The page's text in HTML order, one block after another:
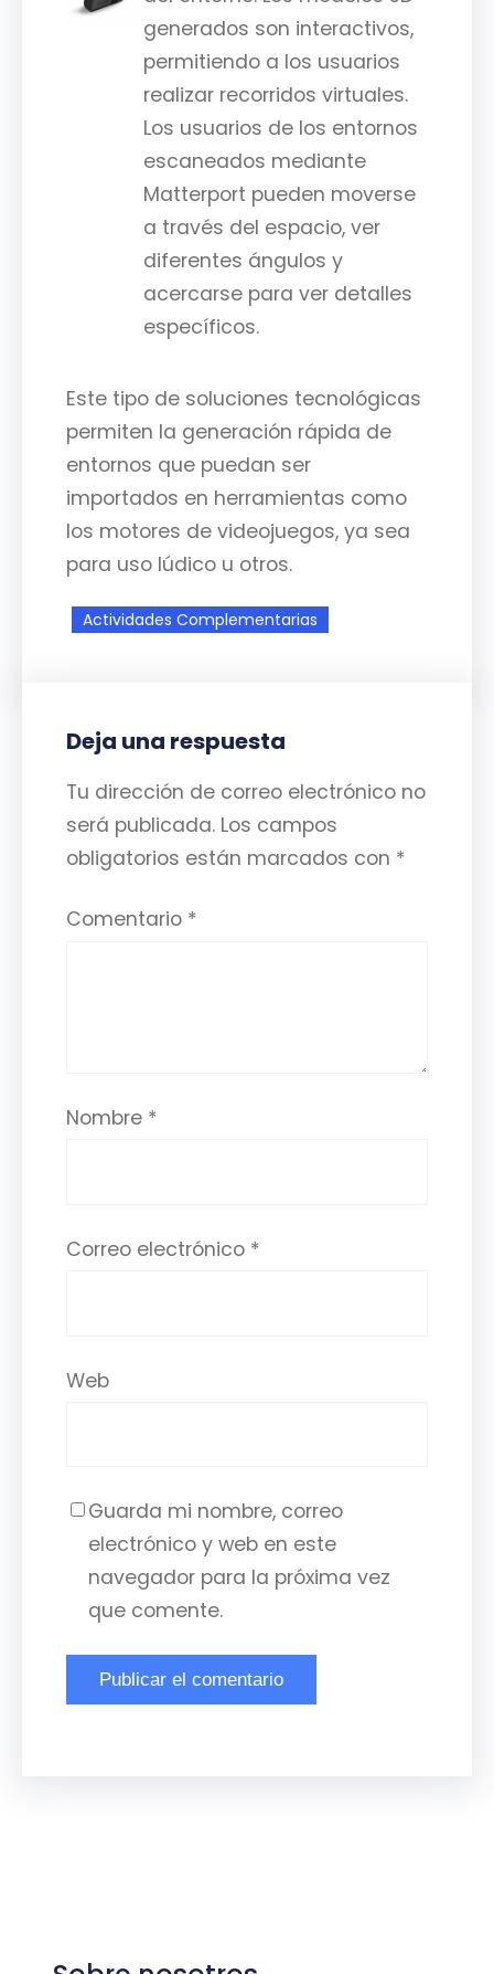
generados son interactivos,
permitiendo a los usuarios
realizar recorridos virtuales.
Los usuarios de los entornos
escaneados mediante
Matterport pueden moverse
a través del espacio, ver
diferentes ángulos y
acercarse para ver detalles
específicos.
Este tipo de soluciones tecnológicas
permiten la generación rápida de
entornos que puedan ser
importados en herramientas como
los motores de videojuegos, ya sea
para uso lúdico u otros.
Actividades Complementarias
Deja una respuesta
Tu dirección de correo electrónico no
será publicada. Los campos
obligatorios están marcados con *
Comentario *
Nombre *
Correo electrónico *
Web
Guarda mi nombre, correo
electrónico y web en este
navegador para la próxima vez
que comente.